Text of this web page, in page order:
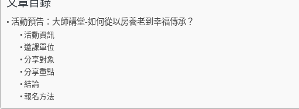
文章目錄
活動預告：大師講堂-如何從以房養老到幸福傳承？
活動資訊
邀課單位
分享對象
分享重點
結論
報名方法